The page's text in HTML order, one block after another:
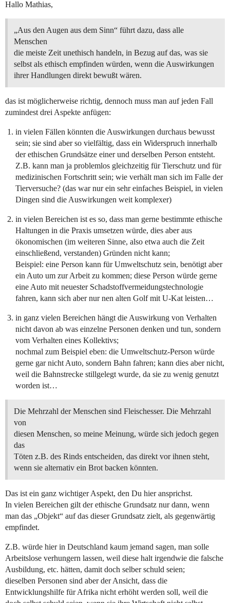
Hallo Mathias,
„Aus den Augen aus dem Sinn“ führt dazu, dass alle
Menschen
die meiste Zeit unethisch handeln, in Bezug auf das, was sie
selbst als ethisch empfinden würden, wenn die Auswirkungen
ihrer Handlungen direkt bewußt wären.
das ist möglicherweise richtig, dennoch muss man auf jeden Fall
zumindest drei Aspekte anfügen:
in vielen Fällen könnten die Auswirkungen durchaus bewusst
sein; sie sind aber so vielfältig, dass ein Widerspruch innerhalb
der ethischen Grundsätze einer und derselben Person entsteht.
Z.B. kann man ja problemlos gleichzeitig für Tierschutz und für
medizinischen Fortschritt sein; wie verhält man sich im Falle der
Tierversuche? (das war nur ein sehr einfaches Beispiel, in vielen
Dingen sind die Auswirkungen weit komplexer)
in vielen Bereichen ist es so, dass man gerne bestimmte ethische
Haltungen in die Praxis umsetzen würde, dies aber aus
ökonomischen (im weiteren Sinne, also etwa auch die Zeit
einschließend, verstanden) Gründen nicht kann;
Beispiel: eine Person kann für Umweltschutz sein, benötigt aber
ein Auto um zur Arbeit zu kommen; diese Person würde gerne
eine Auto mit neuester Schadstoffvermeidungstechnologie
fahren, kann sich aber nur nen alten Golf mit U-Kat leisten…
in ganz vielen Bereichen hängt die Auswirkung von Verhalten
nicht davon ab was einzelne Personen denken und tun, sondern
vom Verhalten eines Kollektivs;
nochmal zum Beispiel eben: die Umweltschutz-Person würde
gerne gar nicht Auto, sondern Bahn fahren; kann dies aber nicht,
weil die Bahnstrecke stillgelegt wurde, da sie zu wenig genutzt
worden ist…
Die Mehrzahl der Menschen sind Fleischesser. Die Mehrzahl
von
diesen Menschen, so meine Meinung, würde sich jedoch gegen
das
Töten z.B. des Rinds entscheiden, das direkt vor ihnen steht,
wenn sie alternativ ein Brot backen könnten.
Das ist ein ganz wichtiger Aspekt, den Du hier ansprichst.
In vielen Bereichen gilt der ethische Grundsatz nur dann, wenn
man das „Objekt“ auf das dieser Grundsatz zielt, als gegenwärtig
empfindet.
Z.B. würde hier in Deutschland kaum jemand sagen, man solle
Arbeitslose verhungern lassen, weil diese halt irgendwie die falsche
Ausbildung, etc. hätten, damit doch selber schuld seien;
dieselben Personen sind aber der Ansicht, dass die
Entwicklungshilfe für Afrika nicht erhöht werden soll, weil die